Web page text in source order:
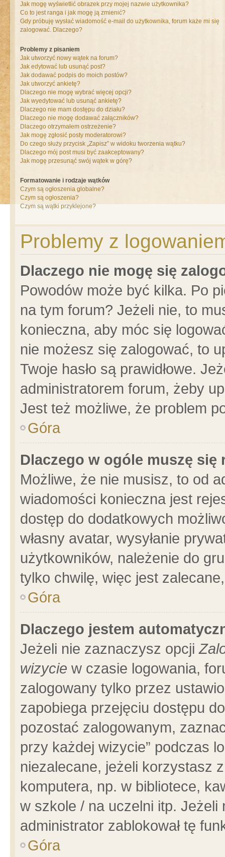
Jak mogę wyświetlić obrazek przy mojej nazwie użytkownika?
Co to jest ranga i jak mogę ją zmienić?
Gdy próbuję wysłać wiadomość e-mail do użytkownika, forum każe mi się
zalogować. Dlaczego?
Problemy z pisaniem
Jak utworzyć nowy wątek na forum?
Jak edytować lub usunąć post?
Jak dodawać podpis do moich postów?
Jak utworzyć ankietę?
Dlaczego nie mogę wybrać więcej opcji?
Jak wyedytować lub usunąć ankietę?
Dlaczego nie mam dostępu do działu?
Dlaczego nie mogę dodawać załączników?
Dlaczego otrzymałem ostrzeżenie?
Jak mogę zgłosić posty moderatorowi?
Do czego służy przycisk „Zapisz” w widoku tworzenia wątku?
Dlaczego mój post musi być zaakceptowany?
Jak mogę przesunąć swój wątek w górę?
Formatowanie i rodzaje wątków
Czym są ogłoszenia globalne?
Czym są ogłoszenia?
Czym są wątki przyklejone?
Problemy z
Dlaczego nie mogę się
Powodów może być kilka. Po
na tym forum? Jeżeli nie, to
konieczna, aby móc się
nie możesz się zalogować, to
Twoje hasło są prawidłowe.
administratorem forum, żeby
Jest też możliwe, że problem
Góra
Dlaczego w ogóle muszę się
Możliwe, że nie musisz, to od
wiadomości konieczna jest
dostęp do dodatkowych
własny avatar, wysyłanie
użytkowników, należenie do
tylko chwilę, więc jest
Góra
Dlaczego jestem
Jeżeli nie zaznaczysz opcji
wizycie w czasie logowania,
zalogowany tylko przez
zapobiega przejęciu dostępu
pozostać zalogowanym,
przy każdej wizycie” podczas
niezalecane, jeżeli korzystasz
komputera, np. w bibliotece,
w szkole / na uczelni itp.
administrator zablokował tę
Góra